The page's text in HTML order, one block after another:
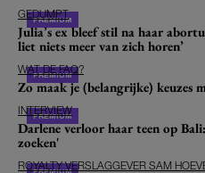
GEDUMPT
Julia’s ex bleef stil na haar
liet niets meer van zich horen’
WAT DE FAQ?
Zo maak je (belangrijke) keuzes
INTERVIEW
Darlene verloor haar teen op
zoeken'
ROYALTY VERSLAGGEVER SAM